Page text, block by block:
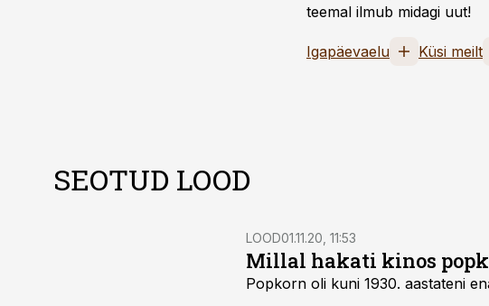
teemal ilmub midagi uut!
Igapäevaelu Küsi meilt
SEOTUD LOOD
LOOD01.11.20, 11:53
Millal hakati kinos
Popkorn oli kuni 1930. aastateni